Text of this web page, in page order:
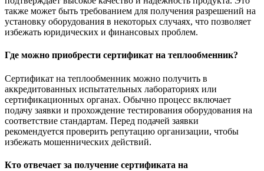
также может быть требованием для получения разрешений на
установку оборудования в некоторых случаях, что позволяет
избежать юридических и финансовых проблем.
Где можно приобрести сертификат на теплообменник?
Сертификат на теплообменник можно получить в
аккредитованных испытательных лабораториях или
сертификационных органах. Обычно процесс включает
подачу заявки и прохождение тестирования оборудования на
соответствие стандартам. Перед подачей заявки
рекомендуется проверить репутацию организации, чтобы
избежать мошеннических действий.
Кто отвечает за получение сертификата на